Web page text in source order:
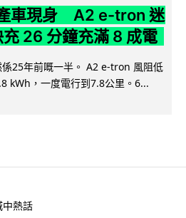
車現身 A2 e-tron 迷
26 分鐘充滿 8 成電
25年前嘅一半。 A2 e-tron 風阻低
kWh，一度電行到7.8公里。6...
中熱話